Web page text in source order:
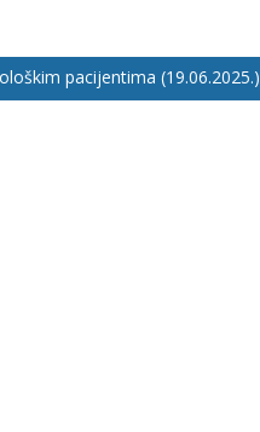
pacijentima (19.06.2025.)